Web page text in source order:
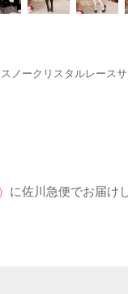
ノークリスタルレース
に佐川急便でお届け